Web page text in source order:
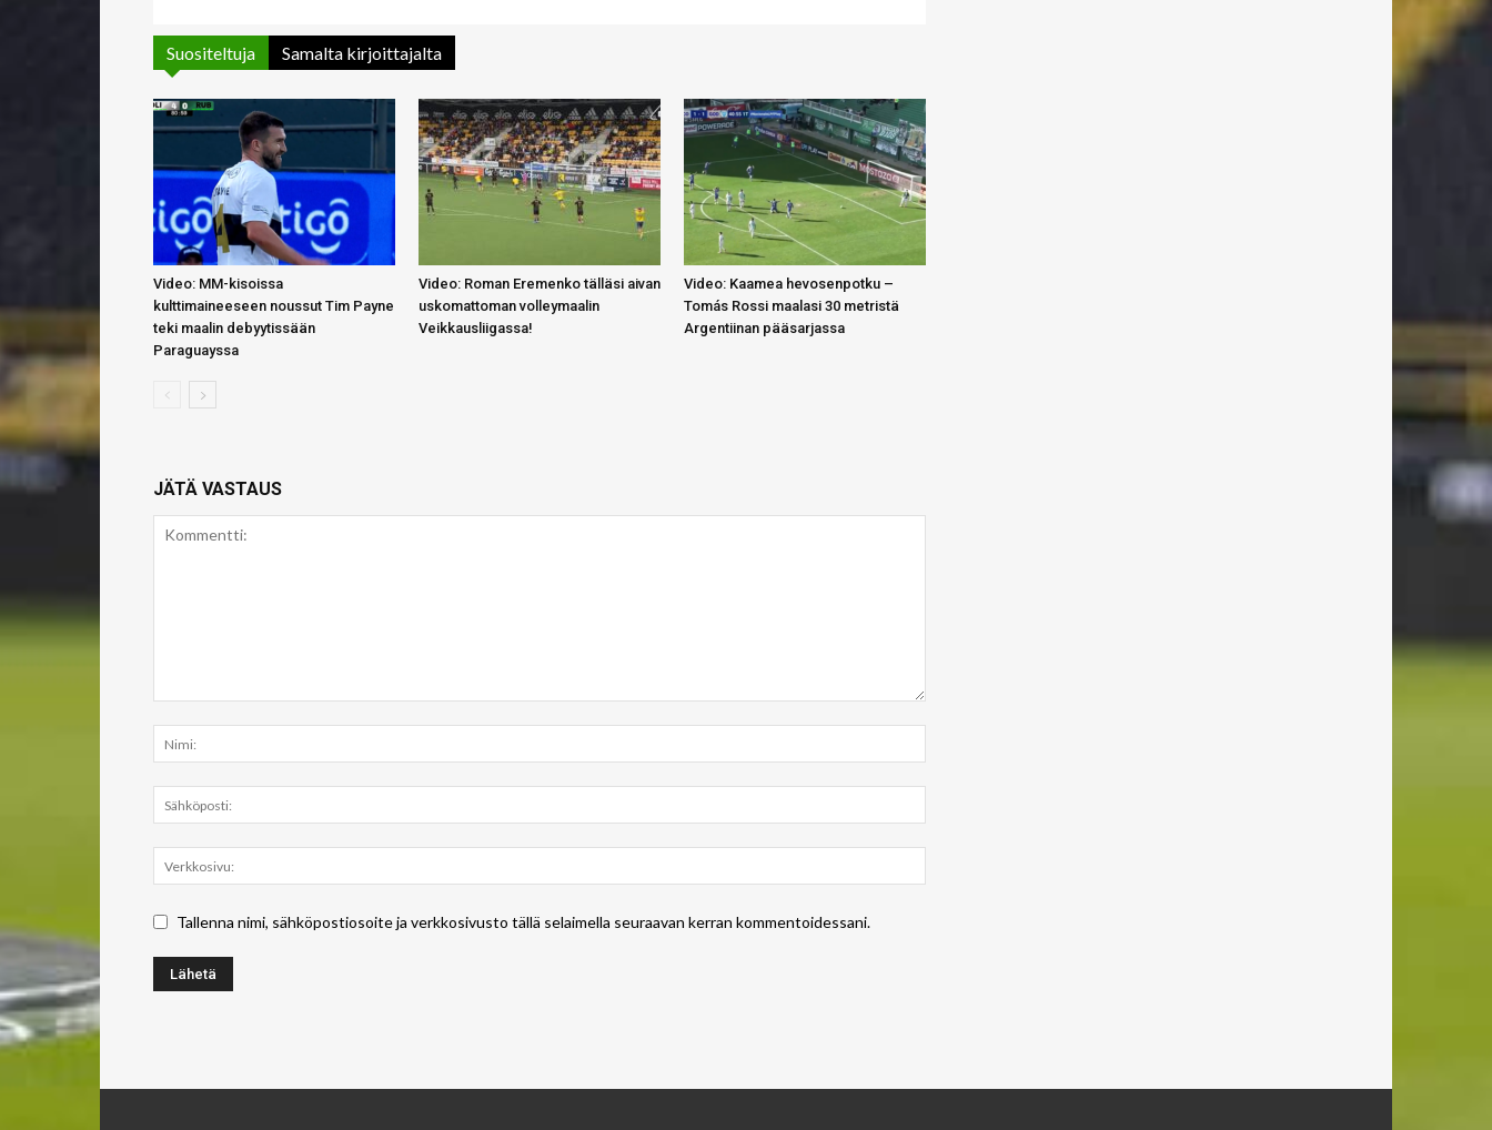
Suositeltuja Samalta kirjoittajalta
Video: MM-kisoissa
kulttimaineeseen noussut Tim Payne
teki maalin debyytissään
Paraguayssa
Video: Roman Eremenko tälläsi aivan
uskomattoman volleymaalin
Veikkausliigassa!
Video: Kaamea hevosenpotku –
Tomás Rossi maalasi 30 metristä
Argentiinan pääsarjassa
JÄTÄ VASTAUS
Tallenna nimi, sähköpostiosoite ja verkkosivusto tällä selaimella seuraavan kerran kommentoidessani.